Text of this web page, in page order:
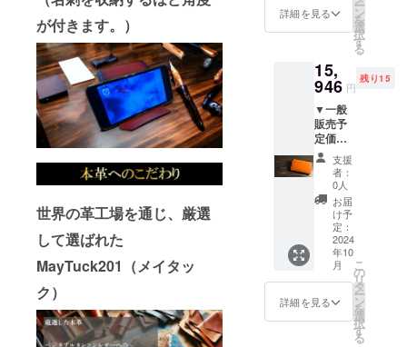
が付きます。）
世界の革工場を通じ、厳選
して選ばれた
MayTuck201（メイタッ
ク）
上の都
合等に
より出
が遅れ
る場合
があり
ます。
※適格請
求書発
行事業
者登録
番号：
なし
いま
す。 ※
デザイ
様は変
更にな
る可能
性もご
ざいま
す。ご
了承く
ださ
い。 ※
ご注文
状況、
使用部
材の供
給状
況、製
造工程
上の都
合等に
より出
いでく
ださ
皆様の
ご支援
により
量産効
率が向
上した
場合、
正規販
売価格
が販売
予定価
格より
下がる
可能性
もござ
いま
す。 ※
デザイ
ン・仕
れ、シ
ワや傷
くなり
ます ・
二重に
検品検
査をし
ており
ますの
で、通
常使用
で何年
もご使
用頂く
事が出
来ます
が、強
加えな
いでく
ださい
・表層
い為、
使い初
めに革
の素材
本来の
シワや
傷が目
立ちや
すく
なって
おりま
すが、
使い込
むほど
に表層
れ、シ
ワや傷
使用上
加工の
ない染
げの革
になり
ます ・
素材の
塗料の
為、色
落ちが
ある場
合もあ
ります
のでご
了承く
・表層
のキメ
53.0㎜
材：ベ
ジタブ
ルタン
ニンア
ルゼン
チンレ
ザー 〇
取扱説
明書：
あり
（日本
語） 〇
保証：
あり（3
か月）
〇 使用
方法、
【セッ
ト内
容】
k201 ×
1個
（カー
ムブ
ラッ
ク） <
商品情
報> 〇
サイズ/
重量：
W 106
㎜ × D
66㎜ ×
H 12.5
㎜(最
小)、H
53.0㎜
詳細を見る ー
ン
を
選
択
す
る
15,
946 円
残り15
▼一般
販売予
定価格
23,800
円（税
込・送
料込）
→33%
OFF
15,946
円（税
込・送
料込）
【セッ
ト内
容】
支援
者：
0人
お届
け予
定：
2024
年10
月
詳細を見る
こ
の
リ
タ
ー
ン
を
選
択
す
る